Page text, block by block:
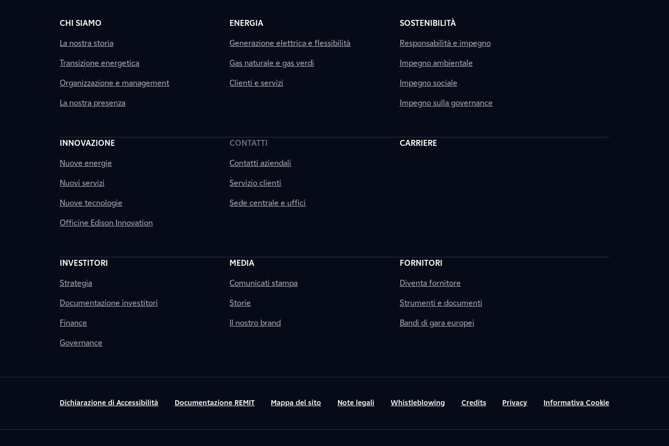
CHI SIAMO
La nostra storia
Transizione energetica
Organizzazione e management
La nostra presenza
ENERGIA
Generazione elettrica e flessibilità
Gas naturale e gas verdi
Clienti e servizi
SOSTENIBILITÀ
Responsabilità e impegno
Impegno ambientale
Impegno sociale
Impegno sulla governance
INNOVAZIONE
Nuove energie
Nuovi servizi
Nuove tecnologie
Officine Edison Innovation
CONTATTI
Contatti aziendali
Servizio clienti
Sede centrale e uffici
CARRIERE
INVESTITORI
Strategia
Documentazione investitori
Finance
Governance
MEDIA
Comunicati stampa
Storie
Il nostro brand
FORNITORI
Diventa fornitore
Strumenti e documenti
Bandi di gara europei
Dichiarazione di Accessibilità Documentazione REMIT Mappa del sito Note legali Whistleblowing Credits Privacy Informativa Cookie